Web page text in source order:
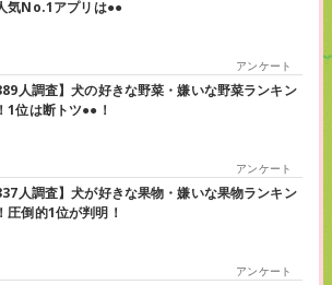
気No.1アプリは●●
アンケート
人調査】犬の好きな野菜・嫌いな野菜ランキン
1位は断トツ●●！
アンケート
人調査】犬が好きな果物・嫌いな果物ランキン
圧倒的1位が判明！
アンケート